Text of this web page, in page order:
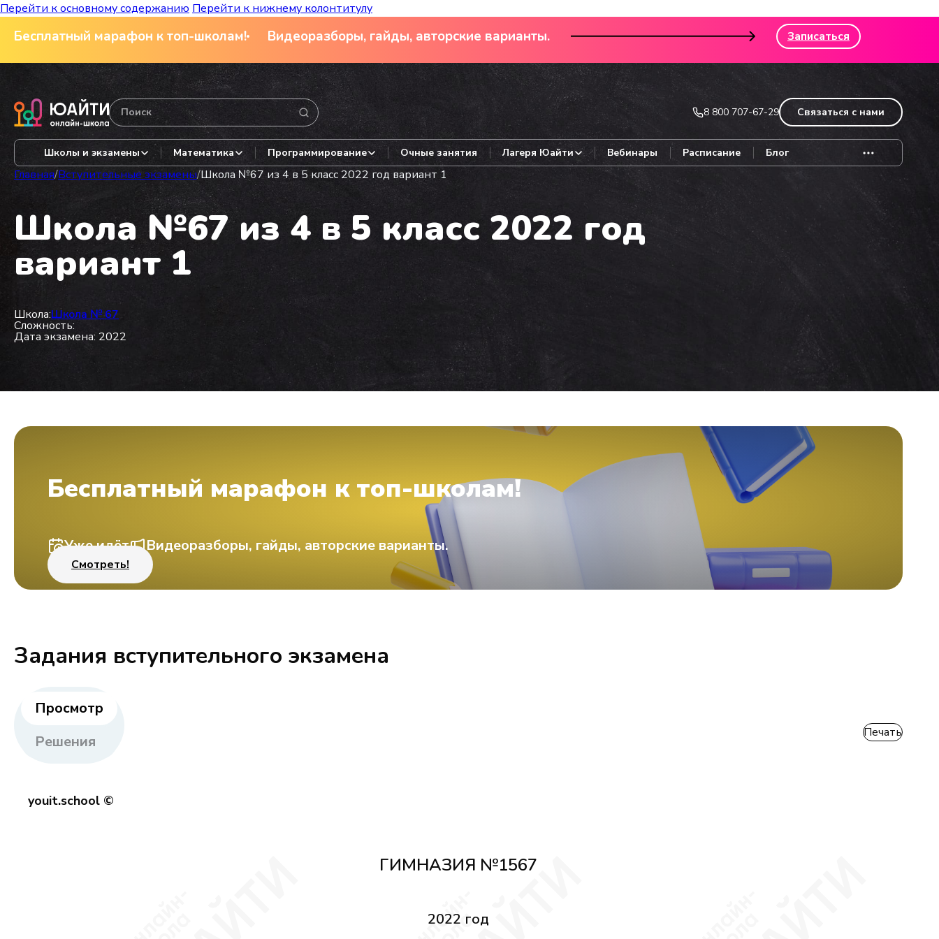
Перейти к основному содержанию Перейти к нижнему колонтитулу
Бесплатный марафон к топ-школам! Видеоразборы, гайды, авторские варианты. Записаться
8 800 707-67-29 Связаться с нами
Школы и экзамены Математика Программирование Очные занятия Лагеря Юайти Вебинары Расписание Блог
Главная/Вступительные экзамены/Школа №67 из 4 в 5 класс 2022 год вариант 1
Школа №67 из 4 в 5 класс 2022 год
вариант 1
Школа:Школа № 67
Сложность:
Дата экзамена: 2022
Бесплатный марафон к топ-школам!
Уже идёт Видеоразборы, гайды, авторские варианты.
Смотреть!
Задания вступительного экзамена
Просмотр
Решения
Печать
youit.school ©
ГИМНАЗИЯ №1567
2022 год